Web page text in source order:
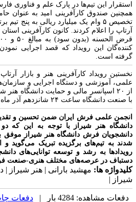
این تیم‌ها در پارک علم و فناوری
صندوق کارآفرینی امید به عنوان
تخصیص ۵ وام یک میلیارد ریالی به پنج
را اعلام کردند. کانون کارآفرینی استان
این رویداد که قصد اجرایی نمودن
است.
آموزشی و دستگاه اجرایی و
از ۲۰ اسپانسر مالی و حمایت دانشگاه هنر
صنعت دانشگاه ساعت ۲۴ شانزدهم آذر ماه ۹۷ پایان یافت.
علمی فرش ایران ضمن تحسین و تقدیر
فرش دانشگاه هنر شیراز موفق
به تیم‌های برگزیده تبریک می‌گوید و
به رشد و توسعه توانایی‌های
در عرصه‌های مختلف هنری-صنعت
ها:مهشید بارانی | هنر شیراز |
|
دفعات مشاهده: 4284 بار | دفعات چاپ: 711